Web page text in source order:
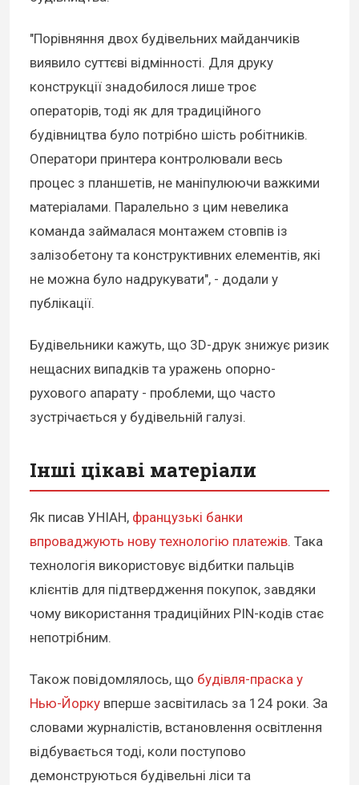
"Порівняння двох будівельних майданчиків
виявило суттєві відмінності. Для друку
конструкції знадобилося лише троє
операторів, тоді як для традиційного
будівництва було потрібно шість робітників.
Оператори принтера контролювали весь
процес з планшетів, не маніпулюючи важкими
матеріалами. Паралельно з цим невелика
команда займалася монтажем стовпів із
залізобетону та конструктивних елементів, які
не можна було надрукувати", - додали у
публікації.
Будівельники кажуть, що 3D-друк знижує ризик
нещасних випадків та уражень опорно-
рухового апарату - проблеми, що часто
зустрічається у будівельній галузі.
Інші цікаві матеріали
Як писав УНІАН, французькі банки
впроваджують нову технологію платежів. Така
технологія використовує відбитки пальців
клієнтів для підтвердження покупок, завдяки
чому використання традиційних PIN-кодів стає
непотрібним.
Також повідомлялось, що будівля-праска у
Нью-Йорку вперше засвітилась за 124 роки. За
словами журналістів, встановлення освітлення
відбувається тоді, коли поступово
демонструються будівельні ліси та